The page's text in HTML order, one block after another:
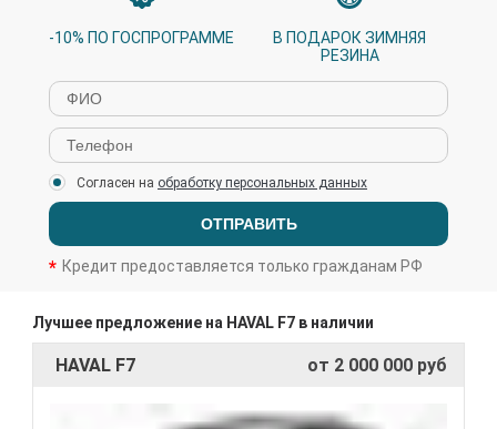
-10% ПО ГОСПРОГРАММЕ
В ПОДАРОК ЗИМНЯЯ
РЕЗИНА
Согласен на обработку персональных данных
ОТПРАВИТЬ
Кредит предоставляется только гражданам РФ
Лучшее предложение на HAVAL F7 в наличии
HAVAL F7 от 2 000 000 руб